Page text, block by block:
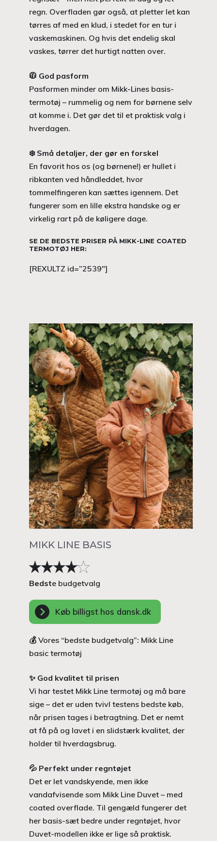
regn. Overfladen gør også, at pletter let kan
tørres af med en klud, i stedet for en tur i
vaskemaskinen. Og hvis det endelig skal
vaskes, tørrer det hurtigt natten over.
🧥 God pasform
Pasformen minder om Mikk-Lines basis-
termotøj – rummelig og nem for børnene selv
at komme i. Det gør det til et praktisk valg i
hverdagen.
❄️ Små detaljer, der gør en forskel
En favorit hos os (og børnene!) er hullet i
ribkanten ved håndleddet, hvor
tommelfingeren kan sættes igennem. Det
fungerer som en lille ekstra handske og er
virkelig rart på de køligere dage.
SE DE BEDSTE PRISER PÅ MIKK-LINE COATED
TERMOTØJ HER:
[REXULTZ id=”2539″]
MIKK LINE BASIS
Bedste budgetvalg
Køb billigst hos dansk.dk
💰 Vores “bedste budgetvalg”: Mikk Line
basic termotøj
✨ God kvalitet til prisen
Vi har testet Mikk Line termotøj og må bare
sige – det er uden tvivl testens bedste køb,
når prisen tages i betragtning. Det er nemt
at få på og lavet i en slidstærk kvalitet, der
holder til hverdagsbrug.
💦 Perfekt under regntøjet
Det er let vandskyende, men ikke
vandafvisende som Mikk Line Duvet – med
coated overflade. Til gengæld fungerer det
her basis-sæt bedre under regntøjet, hvor
Duvet-modellen ikke er lige så praktisk.